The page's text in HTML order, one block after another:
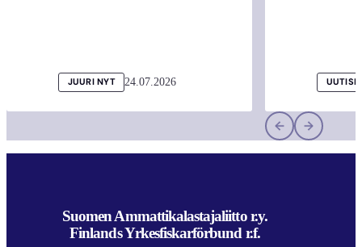
JUURI NYT 24.07.2026
Suomen Ammattikalastajaliitto r.y.
Finlands Yrkesfiskarförbund r.f.